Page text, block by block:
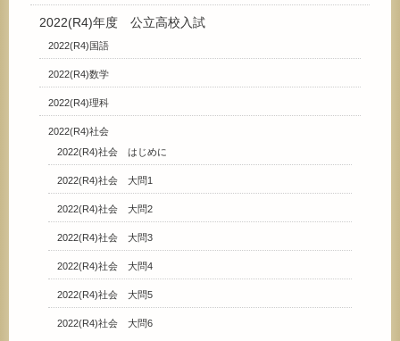
2022(R4)年度 公立高校入試
2022(R4)国語
2022(R4)数学
2022(R4)理科
2022(R4)社会
2022(R4)社会 はじめに
2022(R4)社会 大問1
2022(R4)社会 大問2
2022(R4)社会 大問3
2022(R4)社会 大問4
2022(R4)社会 大問5
2022(R4)社会 大問6